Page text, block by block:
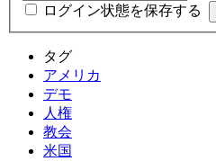
ログイン状態を保存する
タグ
アメリカ
デモ
人権
教会
米国